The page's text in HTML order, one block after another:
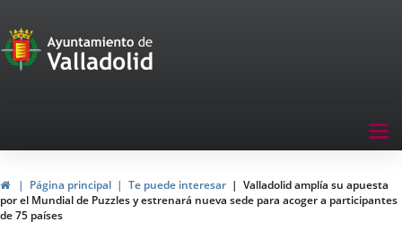
Portal
de
navegación
HomePágina principal Te puede interesar
Valladolid amplía su apuesta
por el Mundial de Puzzles y estrenará nueva sede para acoger a participantes
de 75 países